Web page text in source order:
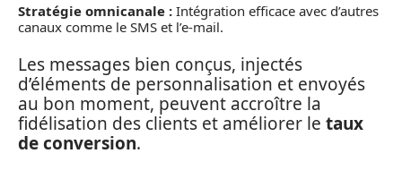
Stratégie omnicanale : Intégration efficace avec d’autres
canaux comme le SMS et l’e-mail.
Les messages bien conçus, injectés
d’éléments de personnalisation et envoyés
au bon moment, peuvent accroître la
fidélisation des clients et améliorer le taux
de conversion.